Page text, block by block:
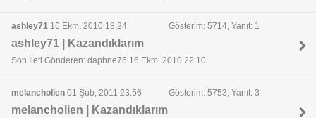
ashley71 16 Ekm, 2010 18:24 Gösterim: 5714, Yanıt: 1
ashley71 | Kazandıklarım
Son İleti Gönderen: daphne76 16 Ekm, 2010 22:10
melancholien 01 Şub, 2011 23:56 Gösterim: 5753, Yanıt: 3
melancholien | Kazandıklarım